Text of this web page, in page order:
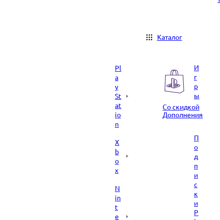
Каталог
Pl
a
y
St
at
io
n
X
b
o
x
N
in
t
e
И
г
р
ы
Со скидкой
Дополнения
П
о
д
п
и
с
к
и
P